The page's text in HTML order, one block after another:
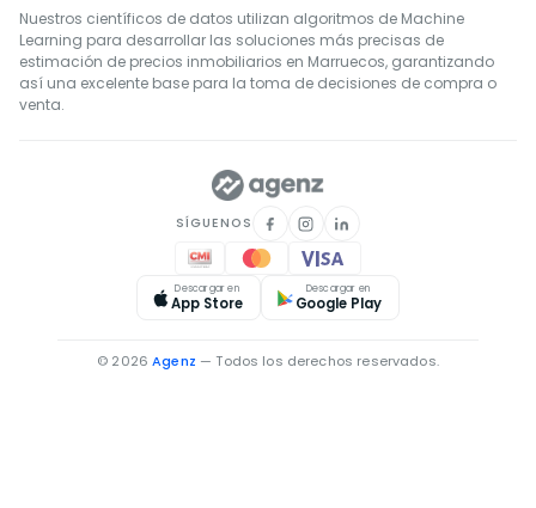
Nuestros científicos de datos utilizan algoritmos de Machine
Learning para desarrollar las soluciones más precisas de
estimación de precios inmobiliarios en Marruecos, garantizando
así una excelente base para la toma de decisiones de compra o
venta.
SÍGUENOS
Descargar en
App Store
Descargar en
Google Play
© 2026Agenz — Todos los derechos reservados.